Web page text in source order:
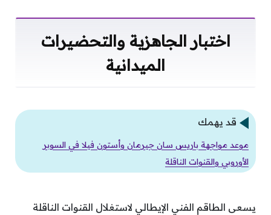
اختبار الجاهزية والتحضيرات
الميدانية
قد يهمك
موعد مواجهة باريس سان جيرمان وأستون فيلا في السوبر
الأوروبي والقنوات الناقلة
يسعى الطاقم الفني الإيطالي لاستغلال القنوات الناقلة